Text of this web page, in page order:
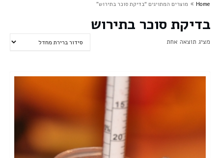
Home מוצרים המתויגים “בדיקת סוכר בתירוש”
בדיקת סוכר בתירוש
מציג תוצאה אחת